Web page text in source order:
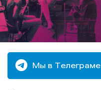
Мы в Телеграме